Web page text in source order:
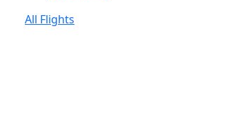
All Flights